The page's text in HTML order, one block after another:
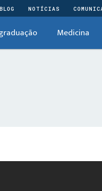
BLOG NOTÍCIAS
Medicina